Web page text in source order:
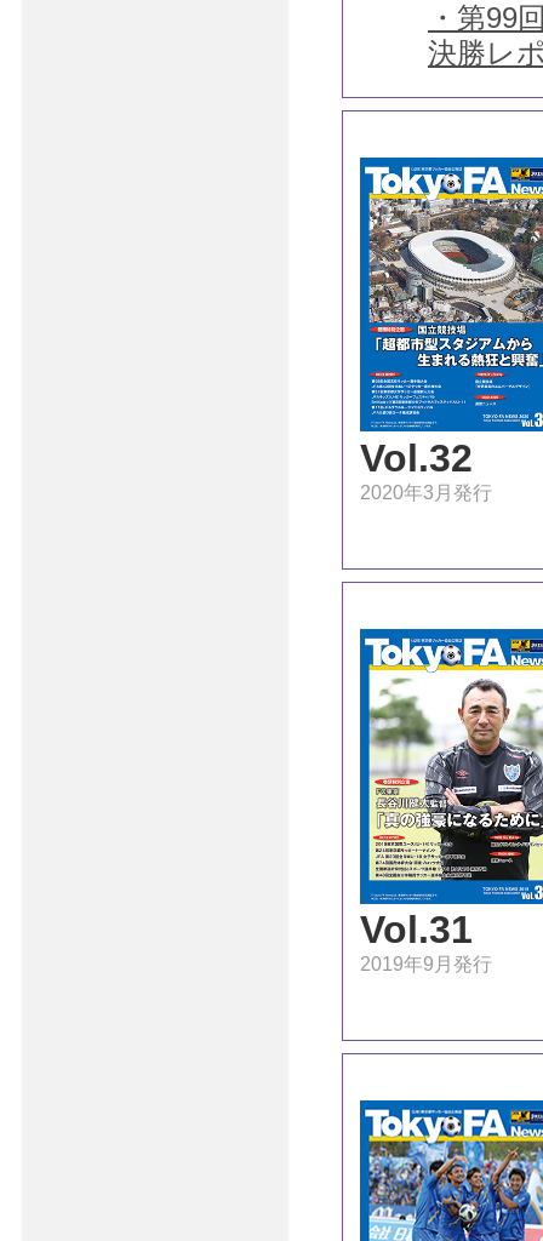
・第99
決勝レ
Vol.32
2020年3月発行
Vol.31
2019年9月発行